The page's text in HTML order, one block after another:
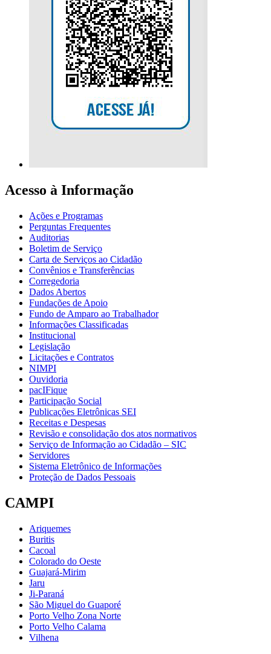
Acesso à Informação
Ações e Programas
Perguntas Frequentes
Auditorias
Boletim de Serviço
Carta de Serviços ao Cidadão
Convênios e Transferências
Corregedoria
Dados Abertos
Fundações de Apoio
Fundo de Amparo ao Trabalhador
Informações Classificadas
Institucional
Legislação
Licitações e Contratos
NIMPI
Ouvidoria
pacIFique
Participação Social
Publicações Eletrônicas SEI
Receitas e Despesas
Revisão e consolidação dos atos normativos
Serviço de Informação ao Cidadão – SIC
Servidores
Sistema Eletrônico de Informações
Proteção de Dados Pessoais
CAMPI
Ariquemes
Buritis
Cacoal
Colorado do Oeste
Guajará-Mirim
Jaru
Ji-Paraná
São Miguel do Guaporé
Porto Velho Zona Norte
Porto Velho Calama
Vilhena